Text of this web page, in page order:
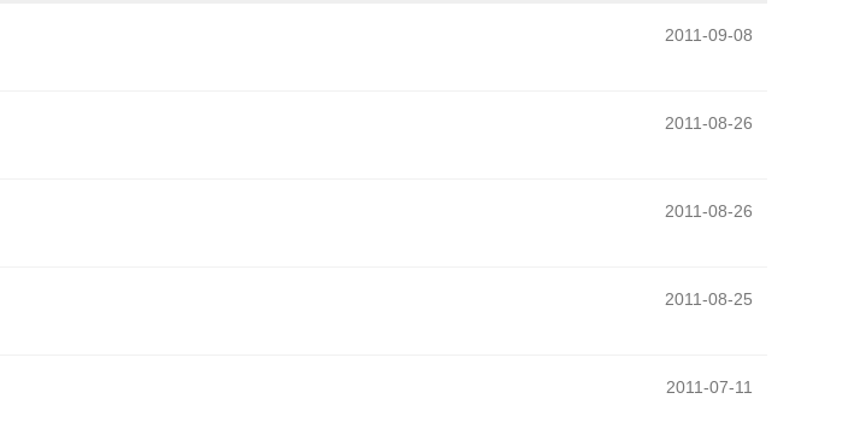
2011-09-08
2011-08-26
2011-08-26
2011-08-25
2011-07-11